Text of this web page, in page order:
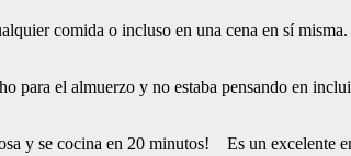
comida o incluso en una cena en sí
para el almuerzo y no estaba pensando en
y se cocina en 20 minutos! Es un excelente